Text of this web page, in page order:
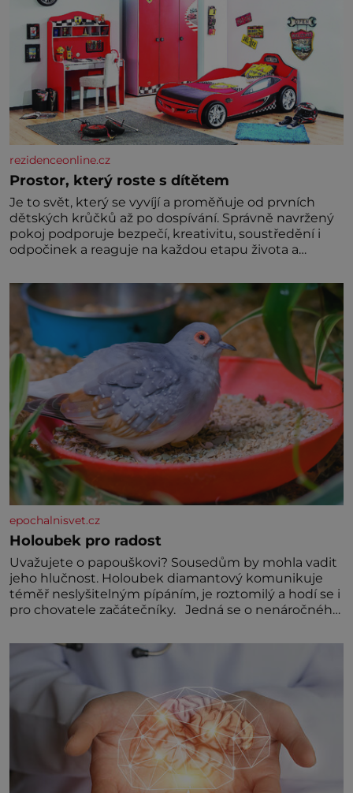
rezidenceonline.cz
Prostor, který roste s dítětem
Je to svět, který se vyvíjí a proměňuje od prvních
dětských krůčků až po dospívání. Správně navržený
pokoj podporuje bezpečí, kreativitu, soustředění i
odpočinek a reaguje na každou etapu života a
jednoduchost, měkkost a bezpečí, proto by pokoj
miminka měl působit především klidně a útulně.
Předškolní věk je
epochalnisvet.cz
Holoubek pro radost
Uvažujete o papouškovi? Sousedům by mohla vadit
jeho hlučnost. Holoubek diamantový komunikuje
téměř neslyšitelným pípáním, je roztomilý a hodí se i
pro chovatele začátečníky. Jedná se o nenáročného
Hodně času tráví na zemi, kde sbírá zbytky semínek
Jeho domovinou je prakticky celá Austrálie s
výjimkou pobřežní oblasti.